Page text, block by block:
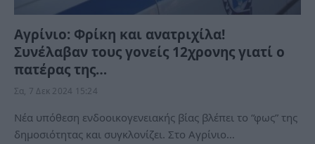
Αγρίνιο: Φρίκη και ανατριχίλα!
Συνέλαβαν τους γονείς 12χρονης γιατί ο
πατέρας της…
Σα, 7 Δεκ 2024 15:24
Νέα υπόθεση ενδοοικογενειακής βίας βλέπει το “φως” της
δημοσιότητας και συγκλονίζει. Στο Αγρίνιο…